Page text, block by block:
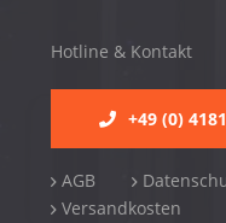
Hotline & Kontakt
+49 (0)
AGB
Versandkosten